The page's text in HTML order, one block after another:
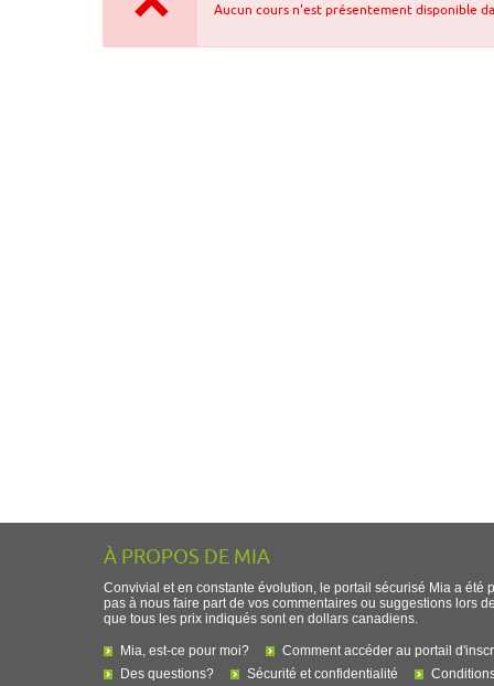
Aucun cours n'est présentement disponible
À PROPOS DE MIA
Convivial et en constante évolution, le portail sécurisé Mia a été
pas à nous faire part de vos commentaires ou suggestions lors
que tous les prix indiqués sont en dollars canadiens.
Mia, est-ce pour moi?
Comment accéder au portail
Des questions?
Sécurité et confidentialité